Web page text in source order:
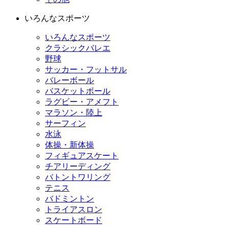
いろんなスポーツ
いろんなスポーツ
クラシックバレエ
野球
サッカー・フットサル
バレーボール
バスケットボール
ラグビー・アメフト
マラソン・陸上
サーフィン
水泳
体操・新体操
フィギュアスケート
チアリーディング
バトントワリング
テニス
バドミントン
トライアスロン
スケートボード